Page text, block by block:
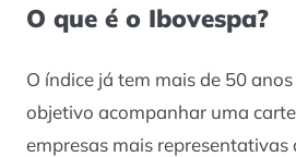
O que é o Ibovespa?
O índice já tem mais de 50
objetivo acompanhar uma
empresas mais representativas